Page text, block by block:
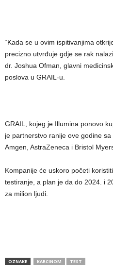
“Kada se u ovim ispitivanjima
precizno utvrđuje gdje se rak
dr. Joshua Ofman, glavni
poslova u GRAIL-u.
GRAIL, kojeg je Illumina ponovo
je partnerstvo ranije ove godine
Amgen, AstraZeneca i Bristol
Kompanije će uskoro početi
testiranje, a plan je da do 2024. i
za milion ljudi.
OZNAKE KARCINOM TEST